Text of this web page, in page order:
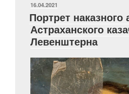
года»
ОПУБЛИКОВАНО
16.04.2021
Портрет наказного
Астраханского
Левенштерна